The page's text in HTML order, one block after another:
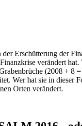
Erschütterung der
verändert
(2008 +
Wer hat sie in
Orten verändert.